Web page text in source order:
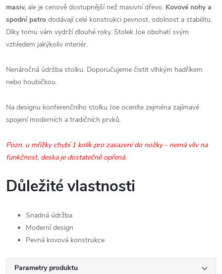
masiv, ale je cenově dostupnější než masivní dřevo. Kovové nohy a
spodní patro dodávají celé konstrukci pevnost, odolnost a stabilitu.
Díky tomu vám vydrží dlouhé roky. Stolek Joe obohatí svým
vzhledem jakýkoliv interiér.
Nenáročná údržba stolku. Doporučujeme čistit vlhkým hadříkem
nebo houbičkou.
Na designu konferenčního stolku Joe oceníte zejména zajímavé
spojení moderních a tradičních prvků.
Pozn. u mřížky chybí 1 kolík pro zasazení do nožky - nemá vliv na
funkčnost, deska je dostatečně opřená.
Důležité vlastnosti
Snadná údržba
Moderní design
Pevná kovová konstrukce
Parametry produktu